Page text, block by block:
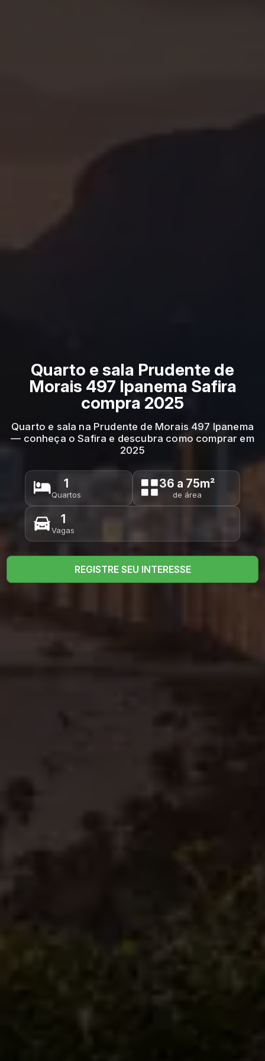
Quarto e sala Prudente de
Morais 497 Ipanema Safira
compra 2025
Quarto e sala na Prudente de Morais 497 Ipanema
— conheça o Safira e descubra como comprar em
2025
1
Quartos
36 a 75m²
de área
1
Vagas
REGISTRE SEU INTERESSE